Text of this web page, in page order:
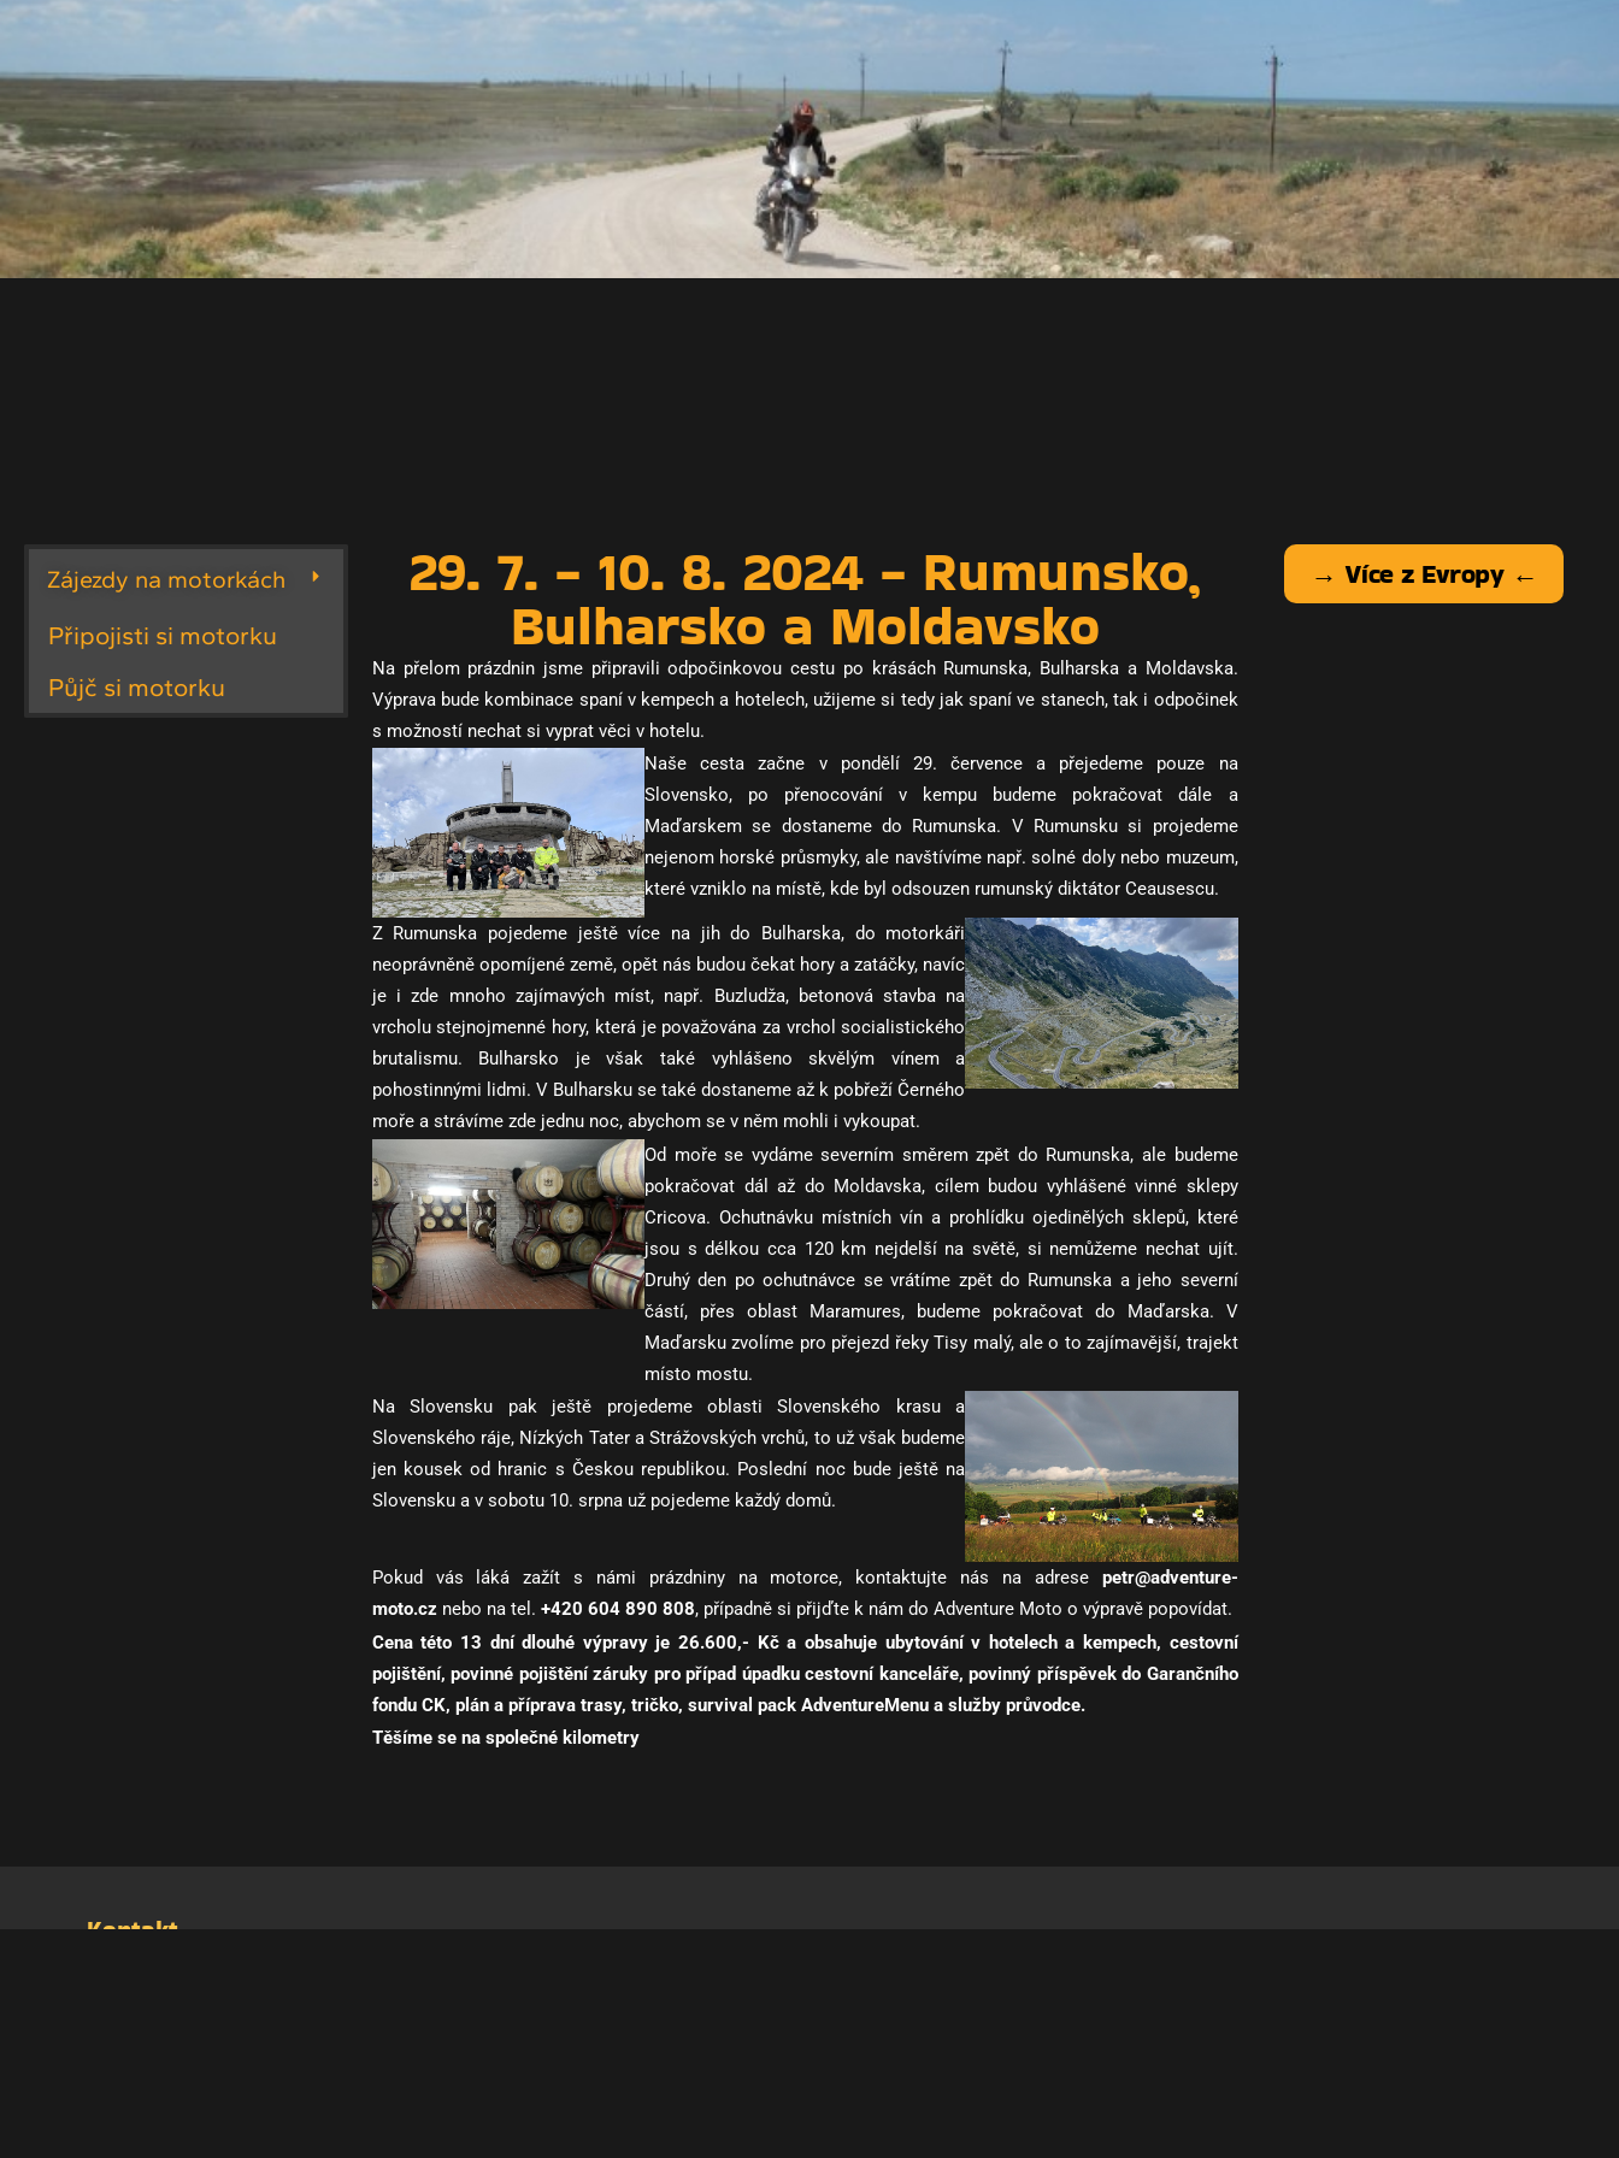
Zájezdy na motorkách
Připojisti si motorku
Půjč si motorku
29. 7. - 10. 8. 2024 - Rumunsko,
Bulharsko a Moldavsko
Na přelom prázdnin jsme připravili odpočinkovou cestu po krásách Rumunska, Bulharska a Moldavska.
Výprava bude kombinace spaní v kempech a hotelech, užijeme si tedy jak spaní ve stanech, tak i odpočinek
s možností nechat si vyprat věci v hotelu.
Naše cesta začne v pondělí 29. července a přejedeme pouze na
Slovensko, po přenocování v kempu budeme pokračovat dále a
Maďarskem se dostaneme do Rumunska. V Rumunsku si projedeme
nejenom horské průsmyky, ale navštívíme např. solné doly nebo muzeum,
které vzniklo na místě, kde byl odsouzen rumunský diktátor Ceausescu.
Z Rumunska pojedeme ještě více na jih do Bulharska, do motorkáři
neoprávněně opomíjené země, opět nás budou čekat hory a zatáčky, navíc
je i zde mnoho zajímavých míst, např. Buzludža, betonová stavba na
vrcholu stejnojmenné hory, která je považována za vrchol socialistického
brutalismu. Bulharsko je však také vyhlášeno skvělým vínem a
pohostinnými lidmi. V Bulharsku se také dostaneme až k pobřeží Černého
moře a strávíme zde jednu noc, abychom se v něm mohli i vykoupat.
Od moře se vydáme severním směrem zpět do Rumunska, ale budeme
pokračovat dál až do Moldavska, cílem budou vyhlášené vinné sklepy
Cricova. Ochutnávku místních vín a prohlídku ojedinělých sklepů, které
jsou s délkou cca 120 km nejdelší na světě, si nemůžeme nechat ujít.
Druhý den po ochutnávce se vrátíme zpět do Rumunska a jeho severní
částí, přes oblast Maramures, budeme pokračovat do Maďarska. V
Maďarsku zvolíme pro přejezd řeky Tisy malý, ale o to zajímavější, trajekt
místo mostu.
Na Slovensku pak ještě projedeme oblasti Slovenského krasu a
Slovenského ráje, Nízkých Tater a Strážovských vrchů, to už však budeme
jen kousek od hranic s Českou republikou. Poslední noc bude ještě na
Slovensku a v sobotu 10. srpna už pojedeme každý domů.
Pokud vás láká zažít s námi prázdniny na motorce, kontaktujte nás na adrese petr@adventure-
moto.cznebo na tel. +420 604 890 808, případně si přijďte k nám do Adventure Moto o výpravě popovídat.
Cena této 13 dní dlouhé výpravy je 26.600,- Kč a obsahuje ubytování v hotelech a kempech, cestovní
pojištění, povinné pojištění záruky pro případ úpadku cestovní kanceláře, povinný příspěvek do Garančního
fondu CK, plán a příprava trasy, tričko, survival pack AdventureMenu a služby průvodce.
Těšíme se na společné kilometry
→ Více z Evropy ←
Kontakt